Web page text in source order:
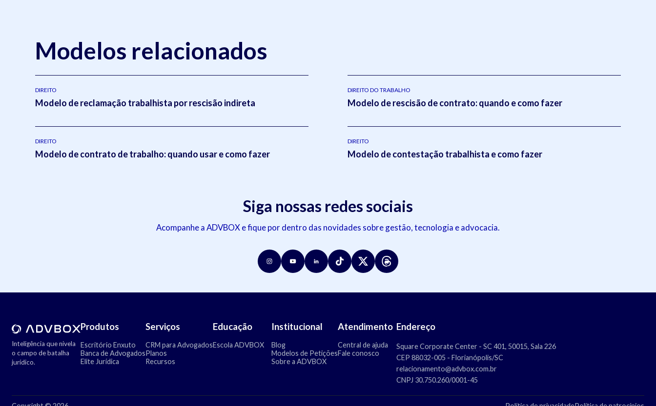
Modelos relacionados
DIREITO
Modelo de reclamação trabalhista por rescisão indireta
DIREITO DO TRABALHO
Modelo de rescisão de contrato: quando e como fazer
DIREITO
Modelo de contrato de trabalho: quando usar e como fazer
DIREITO
Modelo de contestação trabalhista e como fazer
Siga nossas redes sociais
Acompanhe a ADVBOX e fique por dentro das novidades sobre gestão, tecnologia e advocacia.
Inteligência que nivela
o campo de batalha
jurídico.
Produtos
Escritório Enxuto
Banca de Advogados
Elite Jurídica
Serviços
CRM para Advogados
Planos
Recursos
Educação
Escola ADVBOX
Institucional
Blog
Modelos de Petições
Sobre a ADVBOX
Atendimento
Central de ajuda
Fale conosco
Endereço
Square Corporate Center - SC 401, 50015, Sala 226
CEP 88032-005 - Florianópolis/SC
relacionamento@advbox.com.br
CNPJ 30.750.260/0001-45